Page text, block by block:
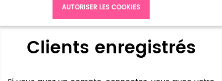
AUTORISER LES COOKIES
Accès client
Clients enregistrés